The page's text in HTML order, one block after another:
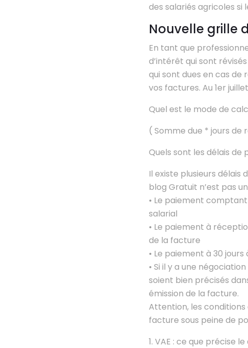
des salariés agricoles si
Nouvelle grille
En tant que
d’intérêt qui sont
qui sont dues en cas
vos factures. Au 1er
Quel est le mode de
( Somme due * jours de
Quels sont les délais
Il existe plusieurs délais
blog Gratuit n’est pas
• Le paiement
salarial
• Le paiement à
de la facture
• Le paiement à 30
• Si il y a une
soient bien précisés
émission de la facture.
Attention, les
facture sous peine de
VAE : ce que précise